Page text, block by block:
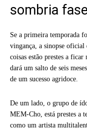
sombria fase
Se a primeira temporada
vingança, a sinopse oficial
coisas estão prestes a
dará um salto de seis
de um sucesso agridoce.
De um lado, o grupo de
MEM-Cho, está prestes a
como um artista